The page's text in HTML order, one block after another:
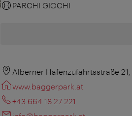
PARCHI GIOCHI
Alberner Hafenzufahrtsstraße 21,
www.baggerpark.at
+43 664 18 27 221